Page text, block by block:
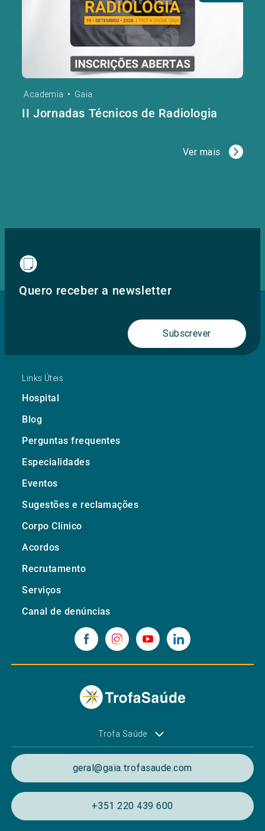
Academia • Gaia
II Jornadas Técnicos de Radiologia
Ver mais
Quero receber a newsletter
Subscrever
Links Úteis
Hospital
Blog
Perguntas frequentes
Especialidades
Eventos
Sugestões e reclamações
Corpo Clínico
Acordos
Recrutamento
Serviços
Canal de denúncias
Trofa Saúde
geral@gaia.trofasaude.com
+351 220 439 600